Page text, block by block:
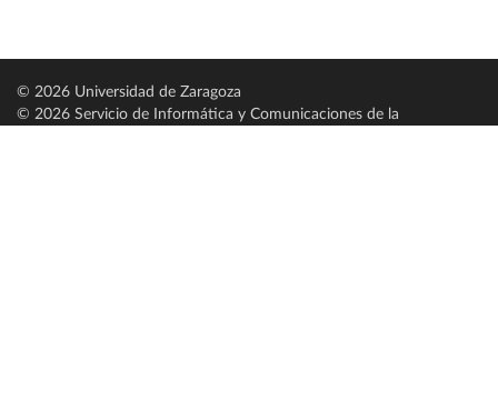
© 2026 Universidad de Zaragoza
© 2026 Servicio de Informática y Comunicaciones de la